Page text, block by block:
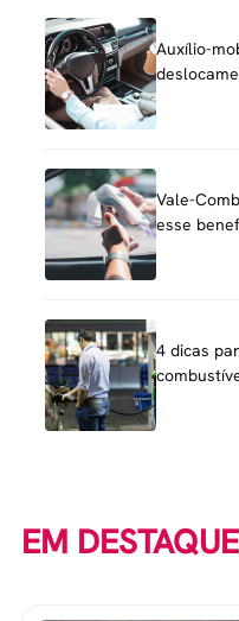
Auxílio-
Vale-
esse
4 dicas
EM